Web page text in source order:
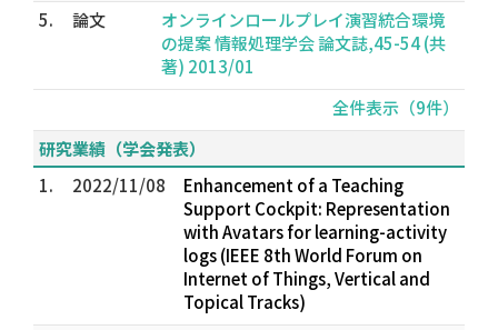
5.
論文
オンラインロールプレイ演習統合環境
の提案 情報処理学会 論文誌,45-54 (共
著) 2013/01
全件表示（9件）
研究業績（学会発表）
1.
2022/11/08
Enhancement of a Teaching
Support Cockpit: Representation
with Avatars for learning-activity
logs (IEEE 8th World Forum on
Internet of Things, Vertical and
Topical Tracks)